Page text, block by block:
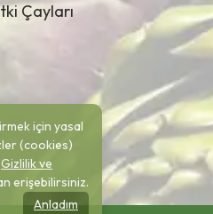
için yasal
(cookies)
Gizlilik ve
erişebilirsiniz.
Anladım
Çayları